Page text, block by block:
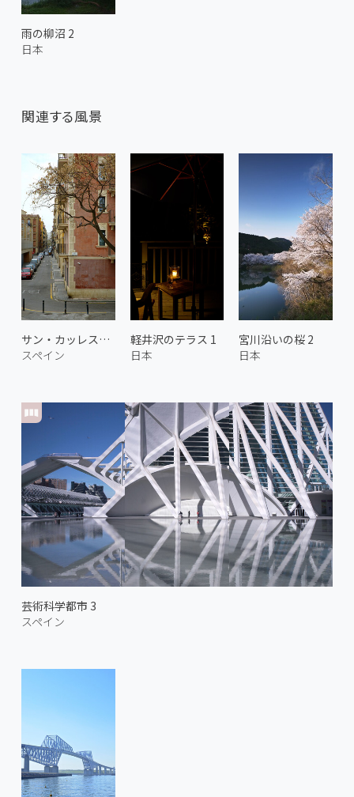
雨の柳沼 2
日本
関連する風景
サン・カッレス通り
スペイン
軽井沢のテラス 1
日本
芸術科学都市 3
スペイン
宮川沿いの桜 2
日本